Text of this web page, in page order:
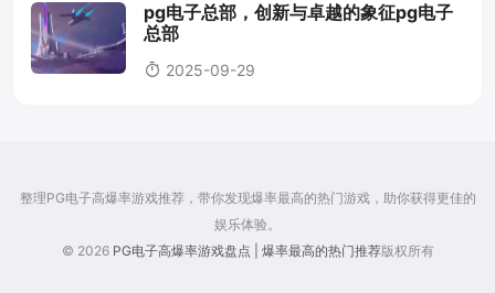
pg电子总部，创新与卓越的象征pg电子
总部
2025-09-29
© 2026 PG电子高爆率游戏盘点 | 爆率最高的热门推荐版权所有
整理PG电子高爆率游戏推荐，带你发现爆率最高的热门游戏，助你获得更佳的
娱乐体验。